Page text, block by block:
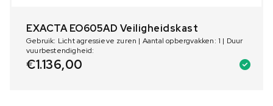
EXACTA EO605AD Veiligheidskast
Gebruik: Licht agressieve zuren | Aantal opbergvakken: 1 | Duur
vuurbestendigheid:
€1.136,00